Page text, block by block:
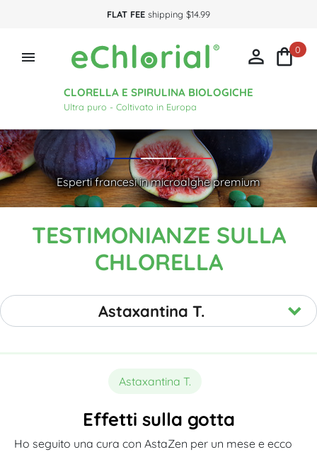
FLAT FEE shipping $14.99

CLORELLA E SPIRULINA BIOLOGICHE
Ultra puro - Coltivato in Europa
 0
Esperti francesi in microalghe premium
TESTIMONIANZE SULLA
CHLORELLA
Astaxantina T.
Astaxantina T.
Effetti sulla gotta
Ho seguito una cura con AstaZen per un mese e ecco